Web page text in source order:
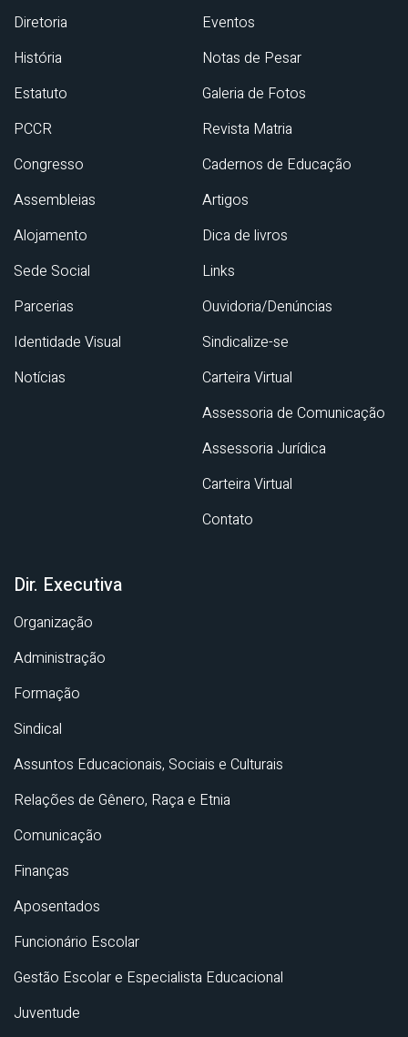
Diretoria
História
Estatuto
PCCR
Congresso
Assembleias
Alojamento
Sede Social
Parcerias
Identidade Visual
Notícias
Eventos
Notas de Pesar
Galeria de Fotos
Revista Matria
Cadernos de Educação
Artigos
Dica de livros
Links
Ouvidoria/Denúncias
Sindicalize-se
Carteira Virtual
Assessoria de Comunicação
Assessoria Jurídica
Carteira Virtual
Contato
Dir. Executiva
Organização
Administração
Formação
Sindical
Assuntos Educacionais, Sociais e Culturais
Relações de Gênero, Raça e Etnia
Comunicação
Finanças
Aposentados
Funcionário Escolar
Gestão Escolar e Especialista Educacional
Juventude